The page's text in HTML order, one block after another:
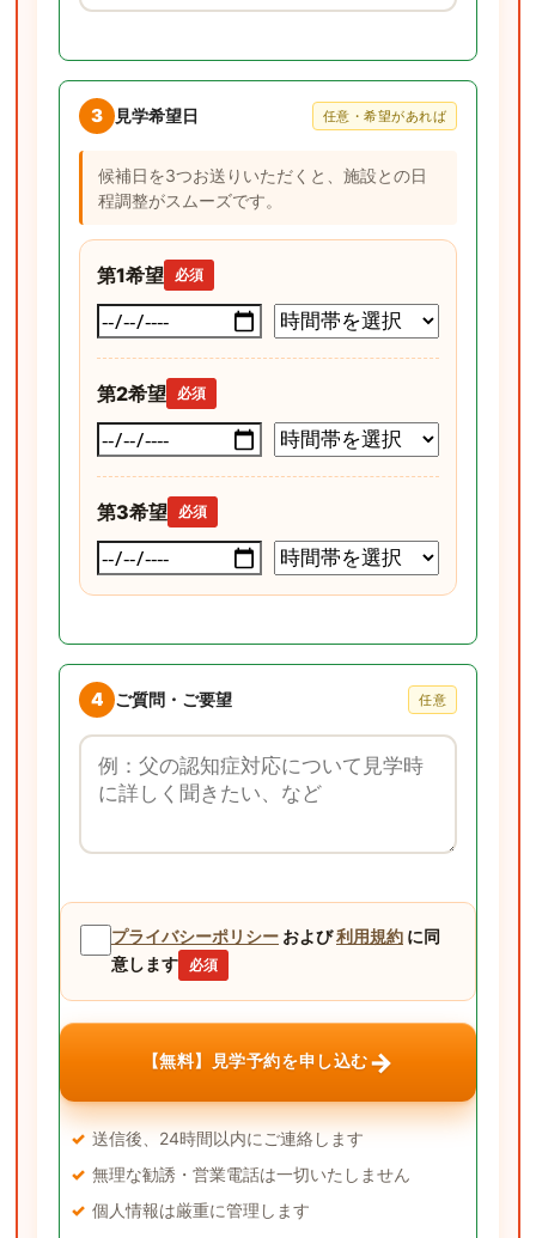
3 見学希望日 任意・希望があれば
候補日を3つお送りいただくと、施設との日
程調整がスムーズです。
第1希望 必須
第2希望 必須
第3希望 必須
4 ご質問・ご要望 任意
ご質問・ご要望
プライバシーポリシー および利用規約 に同
意します
必須
【無料】見学予約を申し込む→
送信後、24時間以内にご連絡します
無理な勧誘・営業電話は一切いたしません
個人情報は厳重に管理します